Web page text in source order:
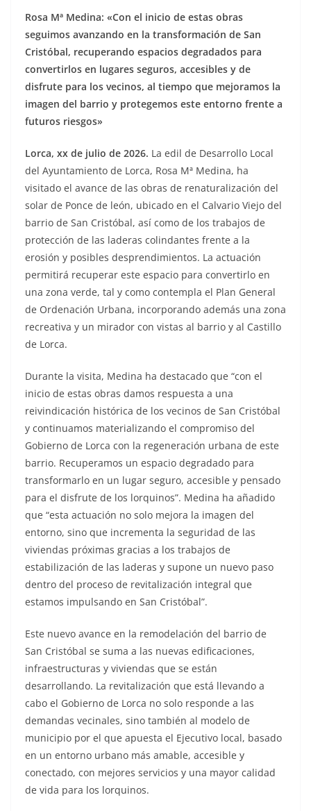
Rosa Mª Medina: «Con el inicio de estas obras
seguimos avanzando en la transformación de San
Cristóbal, recuperando espacios degradados para
convertirlos en lugares seguros, accesibles y de
disfrute para los vecinos, al tiempo que mejoramos la
imagen del barrio y protegemos este entorno frente a
futuros riesgos»
Lorca, xx de julio de 2026. La edil de Desarrollo Local
del Ayuntamiento de Lorca, Rosa Mª Medina, ha
visitado el avance de las obras de renaturalización del
solar de Ponce de león, ubicado en el Calvario Viejo del
barrio de San Cristóbal, así como de los trabajos de
protección de las laderas colindantes frente a la
erosión y posibles desprendimientos. La actuación
permitirá recuperar este espacio para convertirlo en
una zona verde, tal y como contempla el Plan General
de Ordenación Urbana, incorporando además una zona
recreativa y un mirador con vistas al barrio y al Castillo
de Lorca.
Durante la visita, Medina ha destacado que “con el
inicio de estas obras damos respuesta a una
reivindicación histórica de los vecinos de San Cristóbal
y continuamos materializando el compromiso del
Gobierno de Lorca con la regeneración urbana de este
barrio. Recuperamos un espacio degradado para
transformarlo en un lugar seguro, accesible y pensado
para el disfrute de los lorquinos”. Medina ha añadido
que “esta actuación no solo mejora la imagen del
entorno, sino que incrementa la seguridad de las
viviendas próximas gracias a los trabajos de
estabilización de las laderas y supone un nuevo paso
dentro del proceso de revitalización integral que
estamos impulsando en San Cristóbal”.
Este nuevo avance en la remodelación del barrio de
San Cristóbal se suma a las nuevas edificaciones,
infraestructuras y viviendas que se están
desarrollando. La revitalización que está llevando a
cabo el Gobierno de Lorca no solo responde a las
demandas vecinales, sino también al modelo de
municipio por el que apuesta el Ejecutivo local, basado
en un entorno urbano más amable, accesible y
conectado, con mejores servicios y una mayor calidad
de vida para los lorquinos.